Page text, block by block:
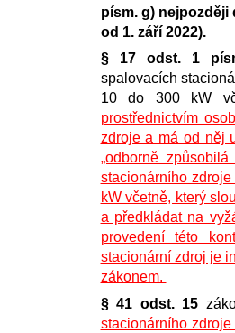
písm. g)
od 1. září 2022).
§ 17 odst. 1
spalovacích
10 do 300 kW
prostřednictvím
zdroje a má od něj
„odborně
stacionárního
kW včetně, který
a předkládat na
provedení této
stacionární zdroj je
zákonem.
§ 41 odst. 15
stacionárního